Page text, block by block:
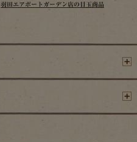
羽田エアポートガーデン店の目玉商品